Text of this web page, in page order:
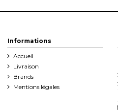
Informations
Accueil
Livraison
Brands
Mentions légales